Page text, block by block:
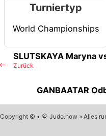
Turniertyp
World Championships
Zurück
SLUTSKAYA Maryna
GANBAATAR
Copyright © • 🥋 Judo.how » Alles